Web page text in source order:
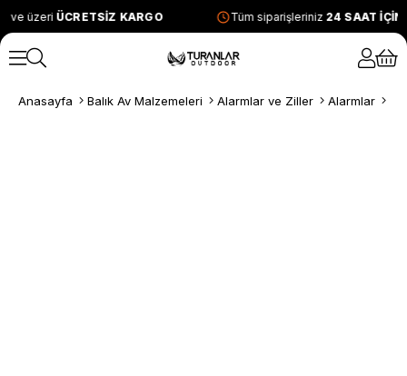
ve üzeri ÜCRETSİZ KARGO Tüm siparişleriniz 24 SAAT
Anasayfa Balık Av Malzemeleri Alarmlar ve Ziller Alarmlar